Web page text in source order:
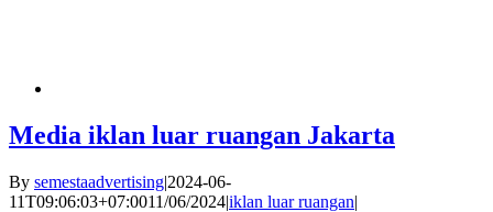
Media iklan luar ruangan Jakarta
By semestaadvertising|2024-06-
11T09:06:03+07:0011/06/2024|iklan luar ruangan|